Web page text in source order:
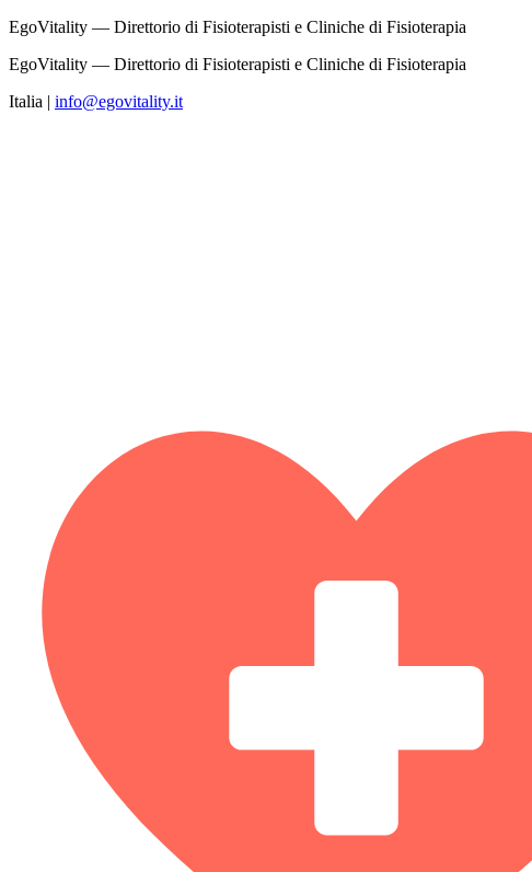
EgoVitality — Direttorio di Fisioterapisti e Cliniche di Fisioterapia
EgoVitality — Direttorio di Fisioterapisti e Cliniche di Fisioterapia
Italia | info@egovitality.it